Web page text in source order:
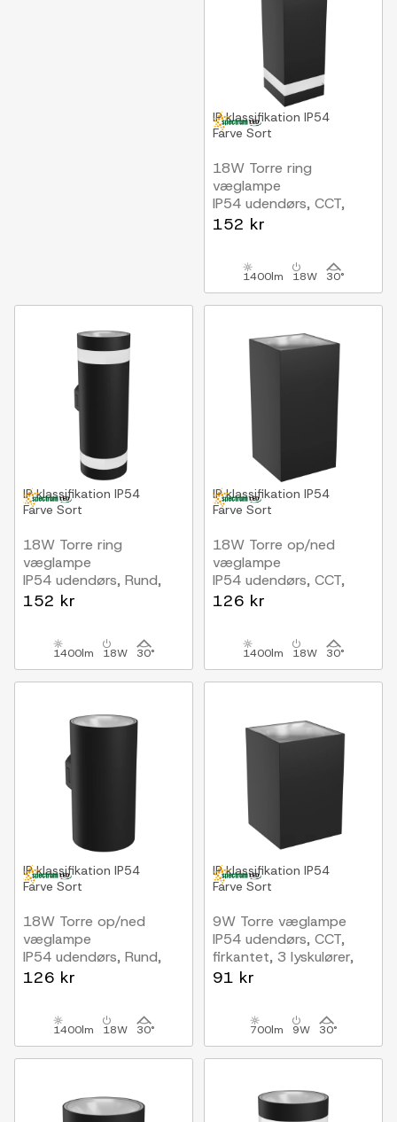
IP klassifikation IP54
Farve Sort
18W Torre ring
væglampe
IP54 udendørs, CCT,
firkantet, 3 lyskulører,
152 kr
1400lm 18W 30°
IP klassifikation IP54
Farve Sort
18W Torre ring
væglampe
IP54 udendørs, Rund,
CCT, Sort, Op/ned, 3
152 kr
1400lm 18W 30°
IP klassifikation IP54
Farve Sort
18W Torre op/ned
væglampe
IP54 udendørs, CCT,
Firkantet, 3 lyskulører,
126 kr
1400lm 18W 30°
IP klassifikation IP54
Farve Sort
18W Torre op/ned
væglampe
IP54 udendørs, Rund,
CCT, 3 lyskulører, sort,
126 kr
1400lm 18W 30°
IP klassifikation IP54
Farve Sort
9W Torre væglampe
IP54 udendørs, CCT,
firkantet, 3 lyskulører,
sort, inkl. lyskilde
91 kr
700lm 9W 30°